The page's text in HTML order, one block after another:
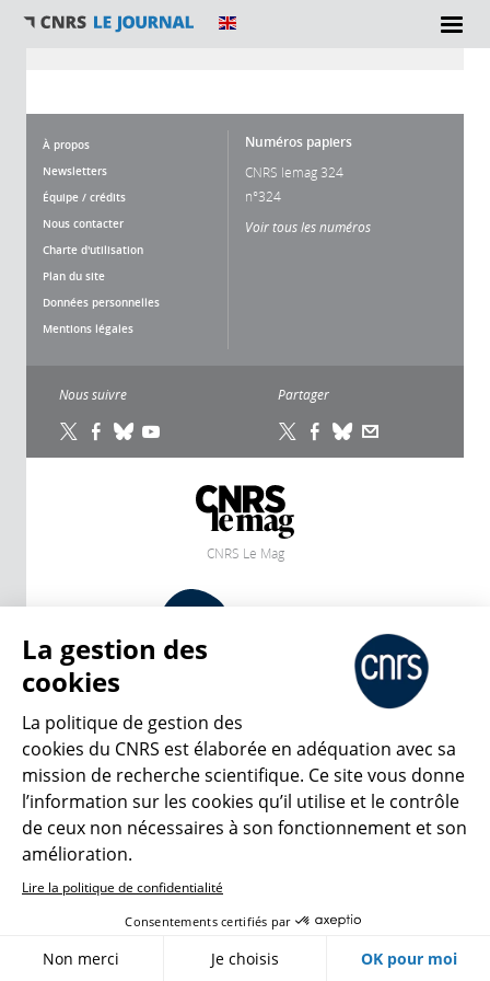
À propos
Newsletters
Équipe / crédits
Nous contacter
Charte d'utilisation
Plan du site
Données personnelles
Mentions légales
Numéros papiers
CNRS lemag 324
n°324
Voir tous les numéros
Nous suivre Partager
CNRS Le Mag
Créer un compte
Accessibilité : non conforme
La gestion des
cookies
La politique de gestion des
cookies du CNRS est élaborée en adéquation avec sa
mission de recherche scientifique. Ce site vous donne
l’information sur les cookies qu’il utilise et le contrôle
de ceux non nécessaires à son fonctionnement et son
amélioration.
Lire la politique de confidentialité
Consentements certifiés par
Non merci Je choisis OK pour moi